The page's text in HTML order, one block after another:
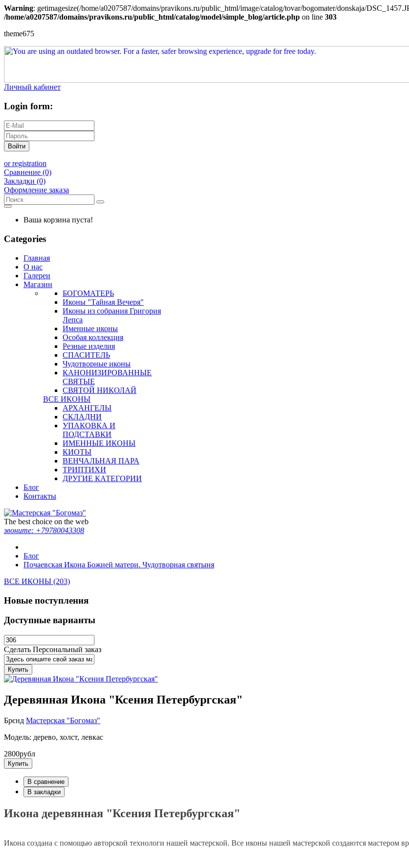
Warning: getimagesize(/home/a0207587/domains/pravikons.ru/public_html/image/catalog/tovar/bogomater/donskaja/
/home/a0207587/domains/pravikons.ru/public_html/catalog/model/simple_blog/article.php on line 303
theme675
Личный кабинет
Login form:
Войти
or registration
Сравнение (0)
Закладки (0)
Оформление заказа
Ваша корзина пуста!
Categories
Главная
О нас
Галереи
Магазин
БОГОМАТЕРЬ
Иконы "Тайная Вечеря"
Иконы из собрания Григория
Лепса
Именные иконы
Особая коллекция
Резные изделия
СПАСИТЕЛЬ
Чудотворные иконы
КАНОНИЗИРОВАННЫЕ
СВЯТЫЕ
СВЯТОЙ НИКОЛАЙ
ВСЕ ИКОНЫ
АРХАНГЕЛЫ
СКЛАДНИ
УПАКОВКА И
ПОДСТАВКИ
ИМЕННЫЕ ИКОНЫ
КИОТЫ
ВЕНЧАЛЬНАЯ ПАРА
ТРИПТИХИ
ДРУГИЕ КАТЕГОРИИ
Блог
Контакты
The best choice on the web
звоните: +79780043308
Блог
Почаевская Икона Божией матери. Чудотворная святыня
ВСЕ ИКОНЫ (203)
Новые поступления
Доступные варианты
Сделать Персональный заказ
Купить
Деревянная Икона "Ксения Петербургская"
Брєнд Мастерская "Богомаз"
Модель: дерево, холст, левкас
2800рубл
Купить
В сравнение
В закладки
Икона деревянная "Ксения Петербургская"
Икона создана с помощью авторской технологи нашей мастерской. Все иконы нашей мастерской создаются мастером